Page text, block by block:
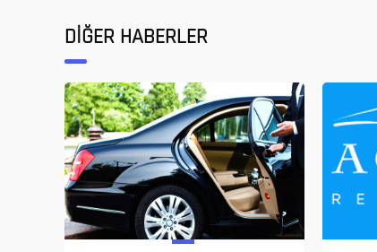
DİĞER HABERLER